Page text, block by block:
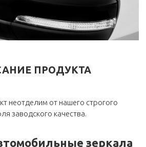
ПРОДУКТА
неотделим от нашего строгого
заводского качества.
зеркала